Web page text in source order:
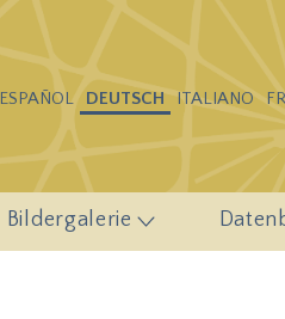
ESPAÑOL DEUTSCH ITALIANO
Bildergalerie